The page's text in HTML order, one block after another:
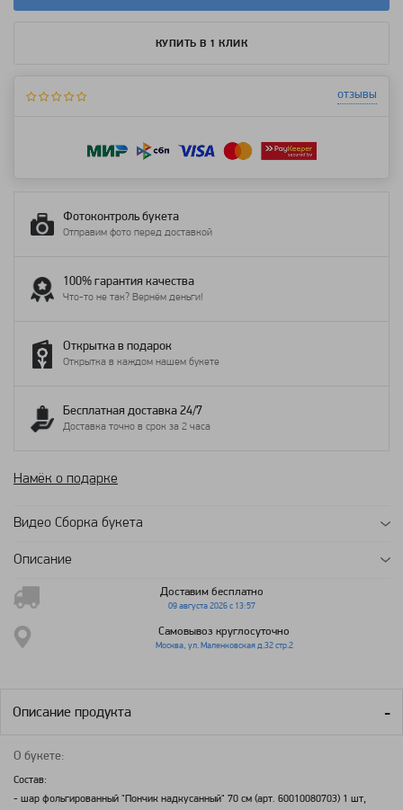
КУПИТЬ В 1 КЛИК
отзывы
Фотоконтроль букета
Отправим фото перед доставкой
100% гарантия качества
Что-то не так? Вернём деньги!
Открытка в подарок
Открытка в каждом нашем букете
Бесплатная доставка 24/7
Доставка точно в срок за 2 часа
Намёк о подарке
Видео Сборка букета
Описание
Доставим бесплатно
09 августа 2026 с 13:57
Самовывоз круглосуточно
Москва, ул. Маленковская д.32 стр.2
Описание продукта
О букете:
Состав:
- шар фольгированный "Пончик надкусанный" 70 см (арт. 60010080703) 1 шт,